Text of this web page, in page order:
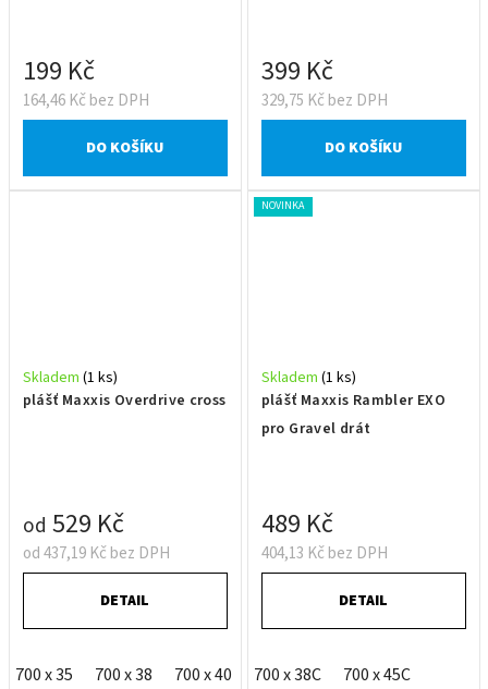
164,46 Kč bez DPH
199 Kč
DO KOŠÍKU
329,75 Kč bez DPH
399 Kč
DO KOŠÍKU
plášť Maxxis Overdrive cross
Skladem (1 ks)
od 437,19 Kč bez DPH
od 529 Kč
DETAIL
700 x 35 700 x 38 700 x 40 700 x 40 Excel 60TPI
NOVINKA
plášť Maxxis Rambler EXO
pro Gravel drát
Skladem (1 ks)
404,13 Kč bez DPH
489 Kč
DETAIL
700 x 38C 700 x 45C